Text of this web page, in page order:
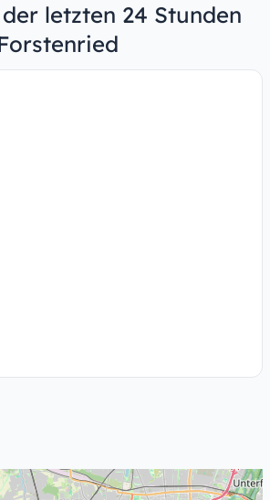
letzten 24 Stunden